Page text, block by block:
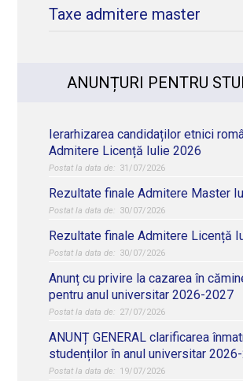
Taxe admitere master
ANUNȚURI PENTRU
Ierarhizarea candidaților etnici
Admitere Licență Iulie 2026
31/07/2026
Rezultate finale Admitere Master
30/07/2026
Rezultate finale Admitere Licență
30/07/2026
Anunț cu privire la cazarea în
pentru anul universitar 2026-2027
27/07/2026
ANUNȚ GENERAL clarificarea
studenților în anul universitar
19/07/2026